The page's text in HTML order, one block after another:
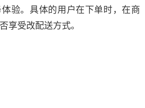
验。具体的用户在下单时，在商
享受改配送方式。